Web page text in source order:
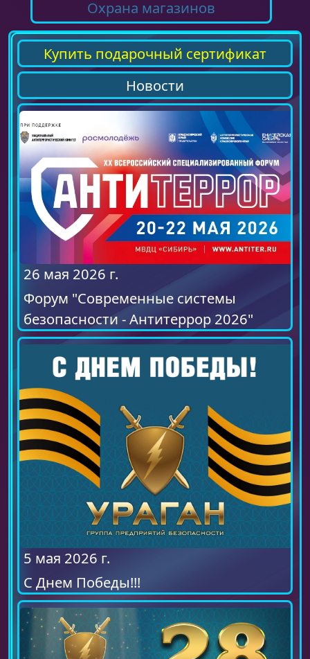
Охрана магазинов
Купить подарочный сертификат
Новости
26 мая 2026 г.
Форум "Современные системы
безопасности - Антитеррор 2026"
5 мая 2026 г.
С Днем Победы!!!